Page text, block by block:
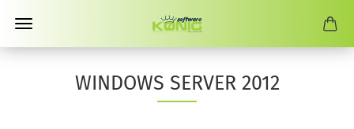
WINDOWS SERVER 2012